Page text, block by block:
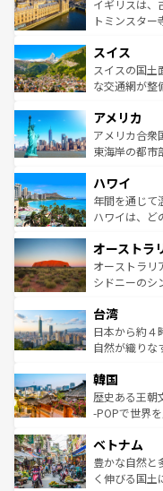
らに、パリ以
れる地方に足
を参照してほ
ルリンの文化
してライン川
は、お酒好きな人
ドイツ情報は
イギリスは、
トミンスター
リアごとに異
ティー、ビー
戦など、本場
ンツ一覧を参
スイス
スイスの国土
な交通網が整
の建物がその
博物館もあり
ことができる
ば市内交通費無
着のスイス情
アメリカ
アメリカ合衆
東海岸の都市
のような巨大
ンメントが詰
西部には大自
部のニューオ
文化が魅力。
しみながら、
ならではの贅沢な旅の
情報はコンテ
ハワイ
年間を通じて
ハワイは、ど
ワイ島は見逃
島だが、静か
おすすめ。エ
れるおもてな
人々、おいし
ク、伝統的な
ワイを、存分に味わって
はコンテンツ
オーストラ
オーストラリ
シドニーのシ
リアリーフや
ク）、タスマ
ど、見どころ
いる。アクテ
ビング、ハイ
い。オースト
参照してほし
台湾
日本から約４
自然が織りな
ン）、静ひつ
と山間の静け
驚きをもたら
容にもいいと
照してほしい
韓国
歴史ある王朝
-POPで世界
き、地方に足
できる。そし
まで、さまざ
ベトナム
豊かな自然と
く伸びる国土